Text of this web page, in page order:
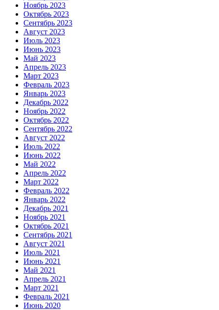
Ноябрь 2023
Октябрь 2023
Сентябрь 2023
Август 2023
Июль 2023
Июнь 2023
Май 2023
Апрель 2023
Март 2023
Февраль 2023
Январь 2023
Декабрь 2022
Ноябрь 2022
Октябрь 2022
Сентябрь 2022
Август 2022
Июль 2022
Июнь 2022
Май 2022
Апрель 2022
Март 2022
Февраль 2022
Январь 2022
Декабрь 2021
Ноябрь 2021
Октябрь 2021
Сентябрь 2021
Август 2021
Июль 2021
Июнь 2021
Май 2021
Апрель 2021
Март 2021
Февраль 2021
Июнь 2020